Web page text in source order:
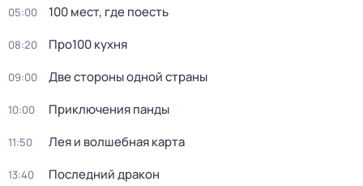
05:00 100 мест, где поесть
08:20 Пpo100 кухня
09:00 Две стороны одной страны
10:00 Приключения панды
11:50 Лея и волшебная каpтa
13:40 Последний дракон